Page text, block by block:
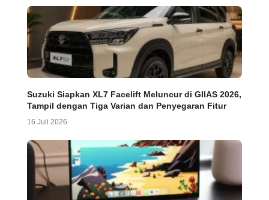
Suzuki Siapkan XL7 Facelift Meluncur di GIIAS 2026,
Tampil dengan Tiga Varian dan Penyegaran Fitur
16 Juli 2026